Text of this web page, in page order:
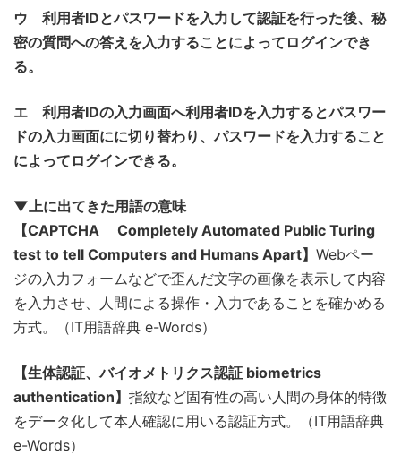
ウ 利用者IDとパスワードを入力して認証を行った後、秘
密の質問への答えを入力することによってログインでき
る。
エ 利用者IDの入力画面へ利用者IDを入力するとパスワー
ドの入力画面にに切り替わり、パスワードを入力すること
によってログインできる。
▼上に出てきた用語の意味
【CAPTCHA Completely Automated Public Turing
test to tell Computers and Humans Apart】 Webペー
ジの入力フォームなどで歪んだ文字の画像を表示して内容
を入力させ、人間による操作・入力であることを確かめる
方式。（IT用語辞典 e-Words）
【生体認証、バイオメトリクス認証 biometrics
authentication】 指紋など固有性の高い人間の身体的特徴
をデータ化して本人確認に用いる認証方式。（IT用語辞典
e-Words）